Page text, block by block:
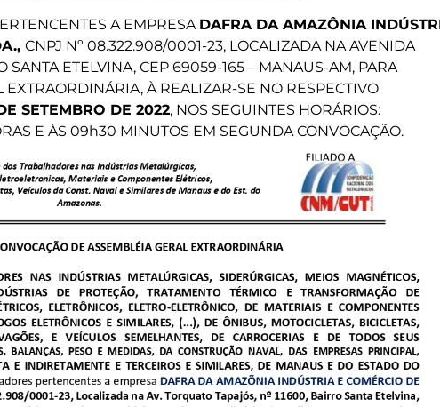
A EMPRESA DAFRA DA AMAZÔNIA
CNPJ Nº 08.322.908/0001-23, LOCALIZADA NA AVENIDA
SANTA ETELVINA, CEP 69059-165 – MANAUS-AM, PARA
À REALIZAR-SE NO RESPECTIVO
SETEMBRO DE 2022, NOS SEGUINTES HORÁRIOS:
E ÀS 09h30 MINUTOS EM SEGUNDA CONVOCAÇÃO.